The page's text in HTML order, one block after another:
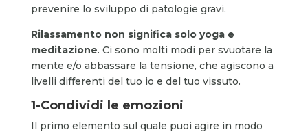
prevenire lo sviluppo di patologie gravi.
Rilassamento non significa solo yoga e
meditazione. Ci sono molti modi per svuotare la
mente e/o abbassare la tensione, che agiscono a
livelli differenti del tuo io e del tuo vissuto.
1-Condividi le emozioni
Il primo elemento sul quale puoi agire in modo